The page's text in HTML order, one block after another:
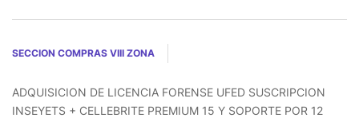
SECCION COMPRAS VIII ZONA
ADQUISICION DE LICENCIA FORENSE UFED SUSCRIPCION
INSEYETS + CELLEBRITE PREMIUM 15 Y SOPORTE POR 12